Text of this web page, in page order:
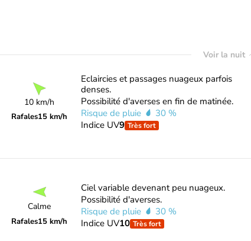
Voir la nuit
10 km/h
Rafales15 km/h
Eclaircies et passages nuageux parfois
denses.
Possibilité d'averses en fin de matinée.
Risque de pluie
30 %
Indice UV9 Très fort
Calme
Rafales15 km/h
Ciel variable devenant peu nuageux.
Possibilité d'averses.
Risque de pluie
30 %
Indice UV10 Très fort